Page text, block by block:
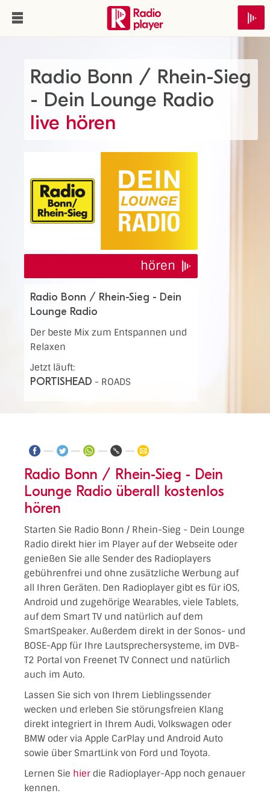
Radio Bonn / Rhein-Sieg
- Dein Lounge Radio
live hören
hören
Radio Bonn / Rhein-Sieg - Dein
Lounge Radio
Der beste Mix zum Entspannen und
Relaxen
Jetzt läuft:
PORTISHEAD - ROADS
Radio Bonn / Rhein-Sieg - Dein
Lounge Radio überall kostenlos
hören
Starten Sie Radio Bonn / Rhein-Sieg - Dein Lounge
Radio direkt hier im Player auf der Webseite oder
genießen Sie alle Sender des Radioplayers
gebührenfrei und ohne zusätzliche Werbung auf
all Ihren Geräten. Den Radioplayer gibt es für iOS,
Android und zugehörige Wearables, viele Tablets,
auf dem Smart TV und natürlich auf dem
SmartSpeaker. Außerdem direkt in der Sonos- und
BOSE-App für Ihre Lautsprechersysteme, im DVB-
T2 Portal von Freenet TV Connect und natürlich
auch im Auto.
Lassen Sie sich von Ihrem Lieblingssender
wecken und erleben Sie störungsfreien Klang
direkt integriert in Ihrem Audi, Volkswagen oder
BMW oder via Apple CarPlay und Android Auto
sowie über SmartLink von Ford und Toyota.
Lernen Sie hier die Radioplayer-App noch genauer
kennen.